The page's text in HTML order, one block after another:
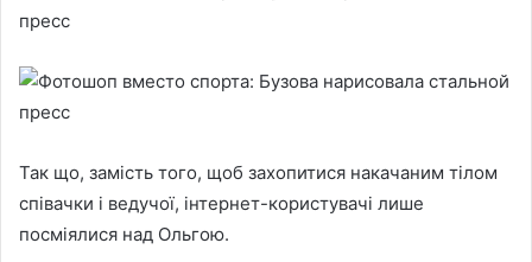
Так що, замість того, щоб захопитися накачаним тілом
співачки і ведучої, інтернет-користувачі лише
посміялися над Ольгою.